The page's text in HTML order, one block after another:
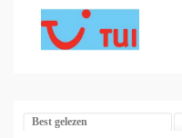
Best gelezen